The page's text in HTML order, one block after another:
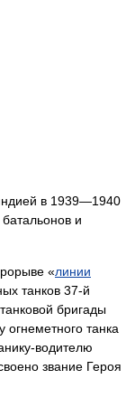
в 1939—1940
и
«линии
танков 37-й
бригады
танка
водителю
звание Героя